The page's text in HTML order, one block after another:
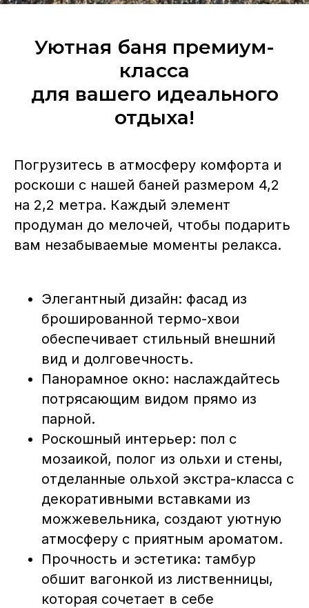
Уютная баня премиум-
класса
для вашего идеального
отдыха!
Погрузитесь в атмосферу комфорта и
роскоши с нашей баней размером 4,2
на 2,2 метра. Каждый элемент
продуман до мелочей, чтобы подарить
вам незабываемые моменты релакса.
Элегантный дизайн: фасад из
брошированной термо-хвои
обеспечивает стильный внешний
вид и долговечность.
Панорамное окно: наслаждайтесь
потрясающим видом прямо из
парной.
Роскошный интерьер: пол с
мозаикой, полог из ольхи и стены,
отделанные ольхой экстра-класса с
декоративными вставками из
можжевельника, создают уютную
атмосферу с приятным ароматом.
Прочность и эстетика: тамбур
обшит вагонкой из лиственницы,
которая сочетает в себе